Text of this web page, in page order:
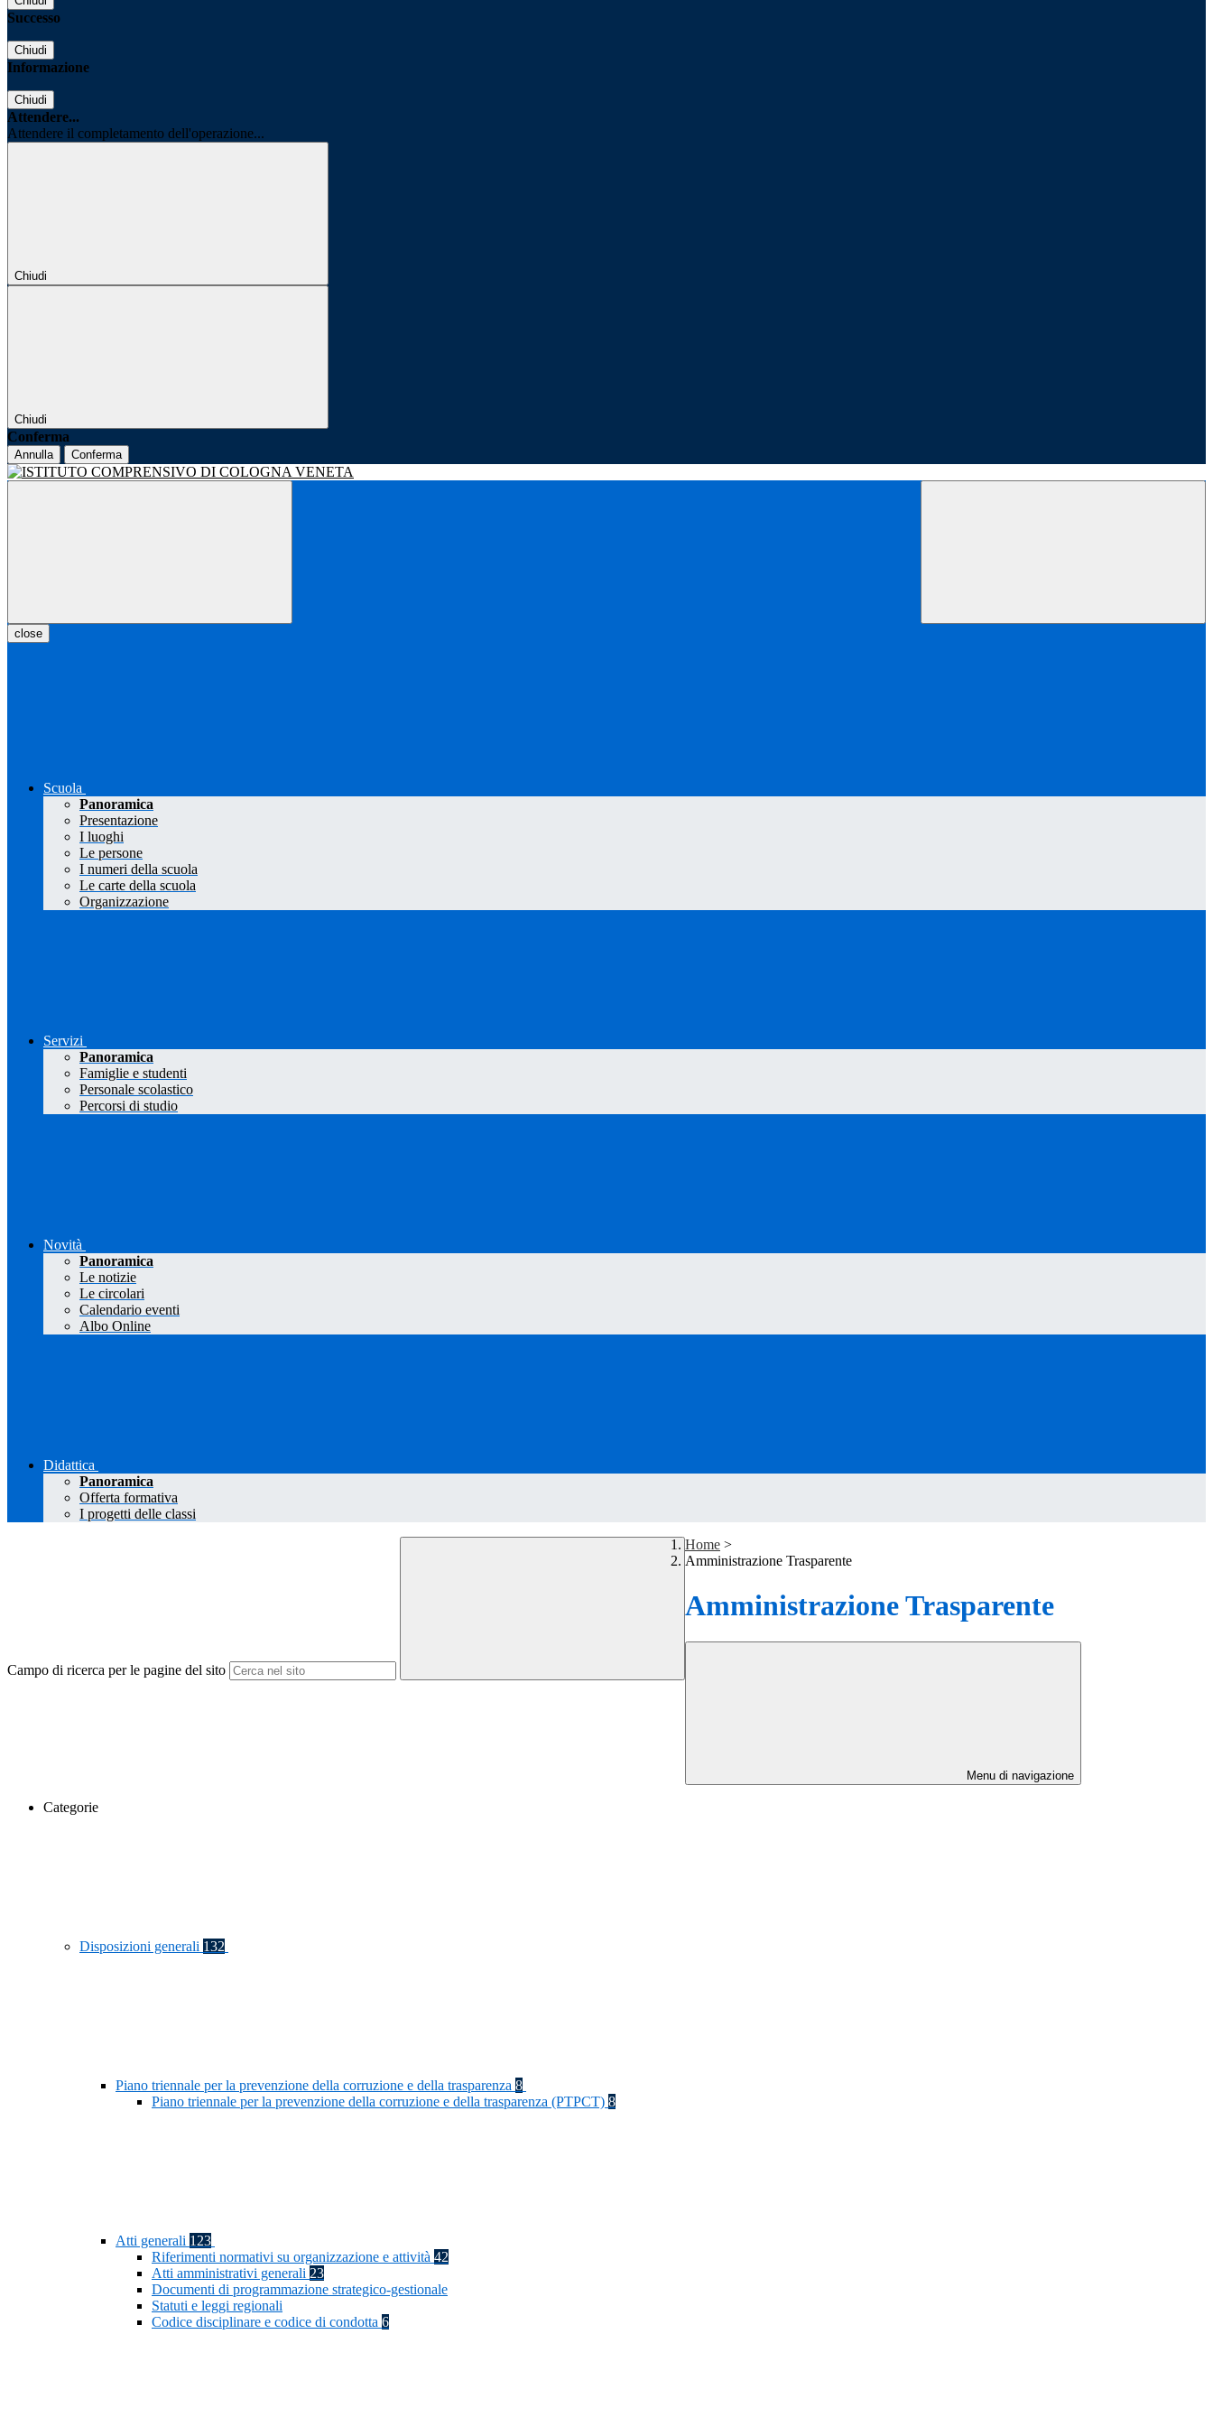
Successo
Chiudi
Informazione
Chiudi
Attendere...
Attendere il completamento dell'operazione...
Chiudi
Chiudi
Conferma
Annulla Conferma
close
Scuola
Panoramica
Presentazione
I luoghi
Le persone
I numeri della scuola
Le carte della scuola
Organizzazione
Servizi
Panoramica
Famiglie e studenti
Personale scolastico
Percorsi di studio
Novità
Panoramica
Le notizie
Le circolari
Calendario eventi
Albo Online
Didattica
Panoramica
Offerta formativa
I progetti delle classi
Campo di ricerca per le pagine del sito
Home >
Amministrazione Trasparente
Amministrazione Trasparente
Menu di navigazione
Categorie
Disposizioni generali 132
Piano triennale per la prevenzione della corruzione e della trasparenza 8
Piano triennale per la prevenzione della corruzione e della trasparenza (PTPCT) 8
Atti generali 123
Riferimenti normativi su organizzazione e attività 42
Atti amministrativi generali 23
Documenti di programmazione strategico-gestionale
Statuti e leggi regionali
Codice disciplinare e codice di condotta 6